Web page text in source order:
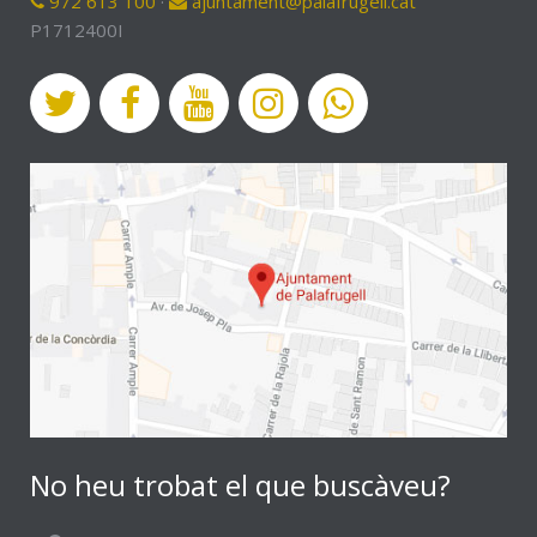
P1712400I
No heu trobat el que buscàveu?